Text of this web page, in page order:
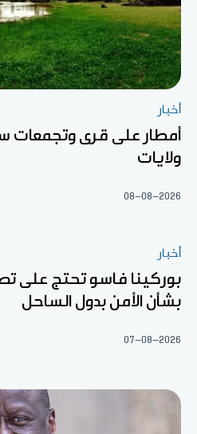
أخبار
أمطار على قرى
ولايات
08-08-2026
أخبار
بوركينا فاسو تحتج على
بشأن الأمن بدول الساحل
07-08-2026